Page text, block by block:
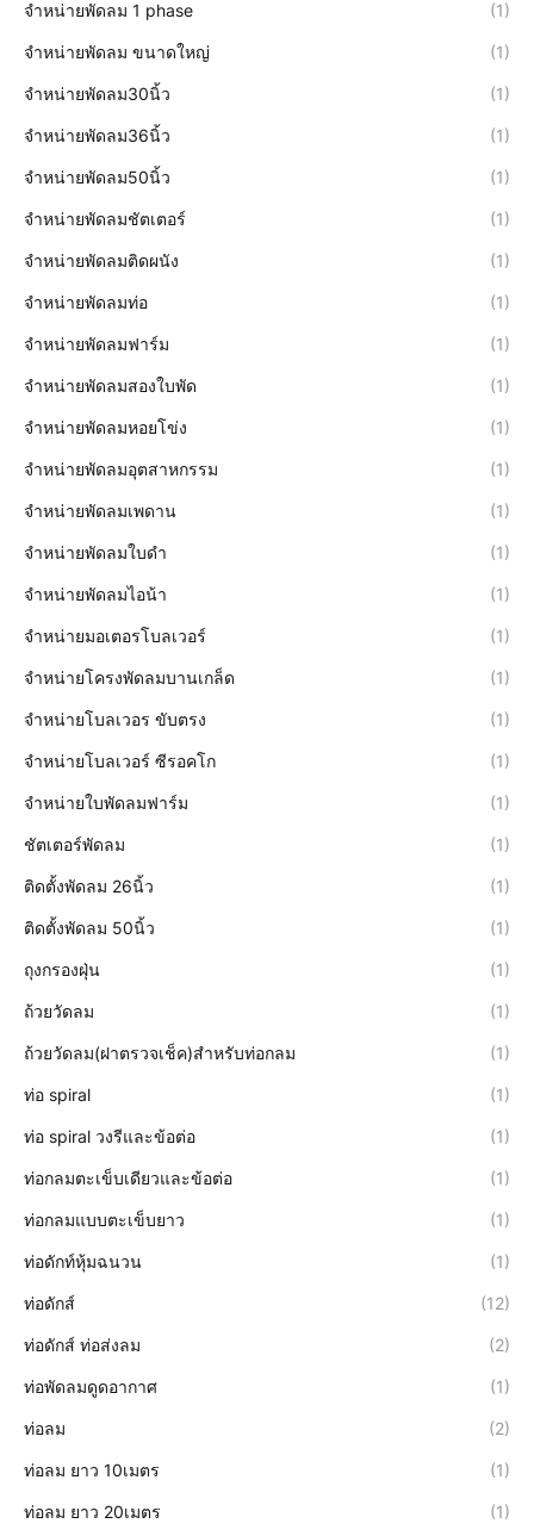
จำหน่ายพัดลม 1 phase (1)
จำหน่ายพัดลม ขนาดใหญ่ (1)
จำหน่ายพัดลม30นิ้ว (1)
จำหน่ายพัดลม36นิ้ว (1)
จำหน่ายพัดลม50นิ้ว (1)
จำหน่ายพัดลมชัตเตอร์ (1)
จำหน่ายพัดลมติดผนัง (1)
จำหน่ายพัดลมท่อ (1)
จำหน่ายพัดลมฟาร์ม (1)
จำหน่ายพัดลมสองใบพัด (1)
จำหน่ายพัดลมหอยโข่ง (1)
จำหน่ายพัดลมอุตสาหกรรม (1)
จำหน่ายพัดลมเพดาน (1)
จำหน่ายพัดลมใบดำ (1)
จำหน่ายพัดลมไอน้า (1)
จำหน่ายมอเตอรโบลเวอร์ (1)
จำหน่ายโครงพัดลมบานเกล็ด (1)
จำหน่ายโบลเวอร ขับตรง (1)
จำหน่ายโบลเวอร์ ซีรอคโก (1)
จำหน่ายใบพัดลมฟาร์ม (1)
ชัตเตอร์พัดลม (1)
ติดตั้งพัดลม 26นิ้ว (1)
ติดตั้งพัดลม 50นิ้ว (1)
ถุงกรองฝุ่น (1)
ถ้วยวัดลม (1)
ถ้วยวัดลม(ฝาตรวจเช็ค)สำหรับท่อกลม (1)
ท่อ spiral (1)
ท่อ spiral วงรีและข้อต่อ (1)
ท่อกลมตะเข็บเดียวและข้อต่อ (1)
ท่อกลมแบบตะเข็บยาว (1)
ท่อดักท์หุ้มฉนวน (1)
ท่อดักส์ (12)
ท่อดักส์ ท่อส่งลม (2)
ท่อพัดลมดูดอากาศ (1)
ท่อลม (2)
ท่อลม ยาว 10เมตร (1)
ท่อลม ยาว 20เมตร (1)